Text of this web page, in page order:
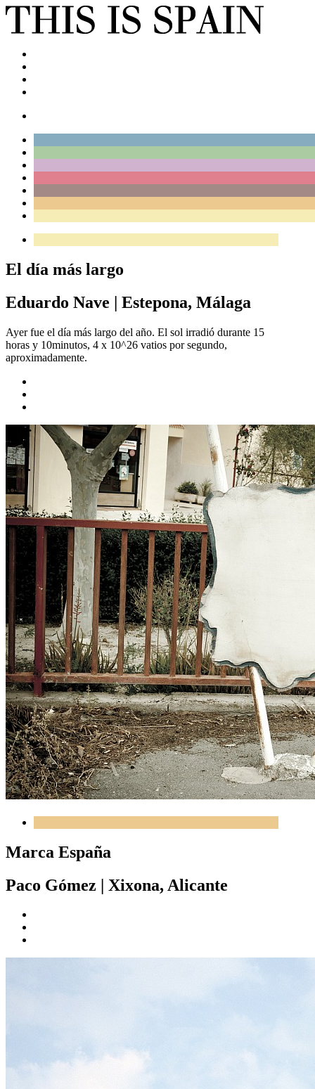
El día más largo
Eduardo Nave | Estepona, Málaga
Ayer fue el día más largo del año. El sol irradió durante 15
horas y 10minutos, 4 x 10^26 vatios por segundo,
aproximadamente.
Marca España
Paco Gómez | Xixona, Alicante